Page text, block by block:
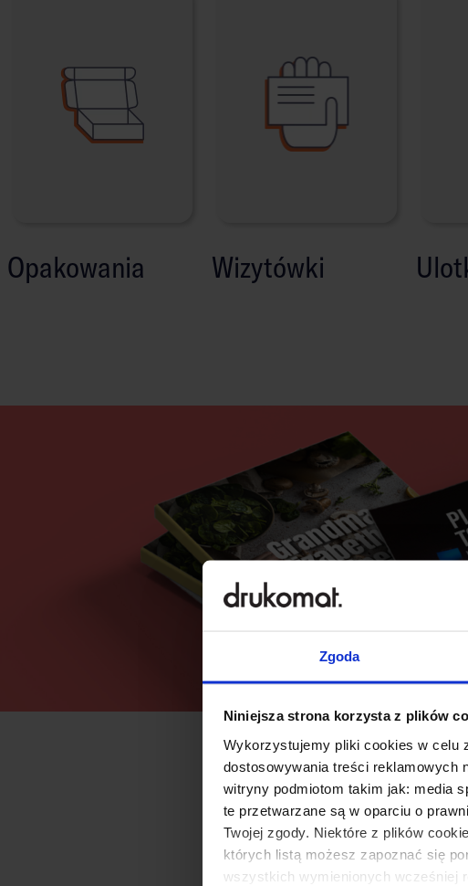
Zgoda
Niniejsza strona korzysta z plików
Wykorzystujemy pliki cookies w celu
dostosowywania treści reklamowych
witryny podmiotom takim jak: media
te przetwarzane są w oparciu o
Twojej zgody. Niektóre z plików
których listą możesz zapoznać się
wszystkich wymienionych wcześniej
Opakowania Wizytówki